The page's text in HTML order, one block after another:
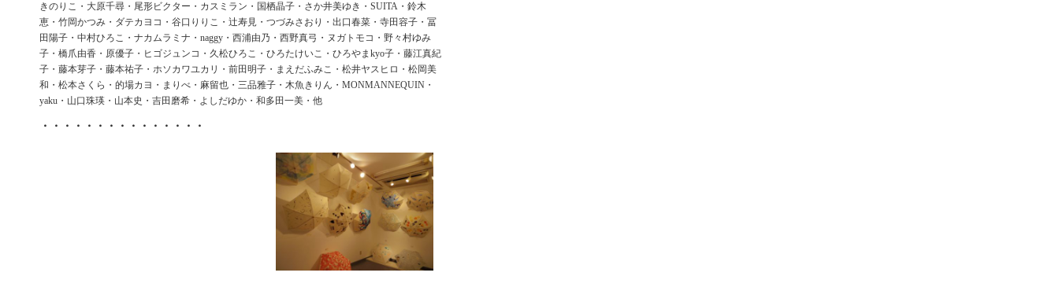
きのりこ・大原千尋・尾形ビクター・カスミラン・国栖晶子・さか井美ゆき・SUITA・鈴木
恵・竹岡かつみ・ダテカヨコ・谷口りりこ・辻寿見・つづみさおり・出口春菜・寺田容子・冨
田陽子・中村ひろこ・ナカムラミナ・naggy・西浦由乃・西野真弓・ヌガトモコ・野々村ゆみ
子・橋爪由香・原優子・ヒゴジュンコ・久松ひろこ・ひろたけいこ・ひろやまkyo子・藤江真紀
子・藤本芽子・藤本祐子・ホソカワユカリ・前田明子・まえだふみこ・松井ヤスヒロ・松岡美
和・松本さくら・的場カヨ・まりべ・麻留也・三品雅子・木魚きりん・MONMANNEQUIN・
yaku・山口珠瑛・山本史・吉田磨希・よしだゆか・和多田一美・他
・・・・・・・・・・・・・・・